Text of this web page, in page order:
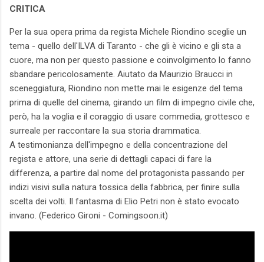
CRITICA
Per la sua opera prima da regista Michele Riondino sceglie un
tema - quello dell'ILVA di Taranto - che gli è vicino e gli sta a
cuore, ma non per questo passione e coinvolgimento lo fanno
sbandare pericolosamente. Aiutato da Maurizio Braucci in
sceneggiatura, Riondino non mette mai le esigenze del tema
prima di quelle del cinema, girando un film di impegno civile che,
però, ha la voglia e il coraggio di usare commedia, grottesco e
surreale per raccontare la sua storia drammatica.
A testimonianza dell'impegno e della concentrazione del
regista e attore, una serie di dettagli capaci di fare la
differenza, a partire dal nome del protagonista passando per
indizi visivi sulla natura tossica della fabbrica, per finire sulla
scelta dei volti. Il fantasma di Elio Petri non è stato evocato
invano. (Federico Gironi - Comingsoon.it)